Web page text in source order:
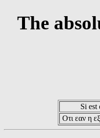
The
Si est
Οτι εαν η